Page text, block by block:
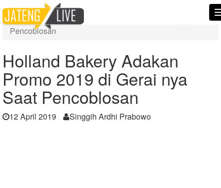
Home
Berita
Holland Bakery Adakan Promo 2019 di Gerai nya Saat
Pencoblosan
Holland Bakery Adakan
Promo 2019 di Gerai nya
Saat Pencoblosan
12 April 2019 Singgih Ardhi Prabowo